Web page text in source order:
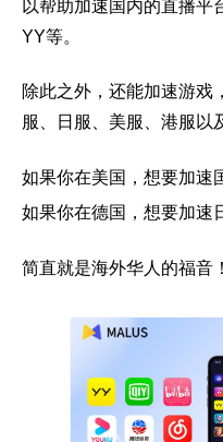
以帮助加速国内的直播平
YY等。
除此之外，还能加速游戏
服、日服、美服、港服以
如果你在美国，想要加速
如果你在德国，想要加速
简直就是海外华人的福音！